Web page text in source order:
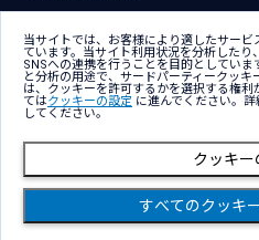
クッキー（Cookie）プリファレン
ス
Copyright © NTT DATA Group
当サイトでは、お客様により適したサー
ています。当サイト利用状況を分析したり
SNSへの連携を行うことを目的としていま
と分析の用途で、サードパーティークッ
は、クッキーを許可するかを選択する権
てはクッキーの設定 に進んでください。
してください。
すべてのクッキ
クッキー